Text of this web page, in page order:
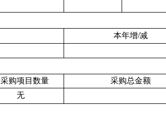
本年增/减
采购项目数量
采购总金额
无